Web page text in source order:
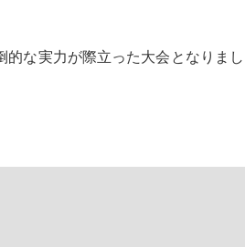
な実力が際立った大会となりまし